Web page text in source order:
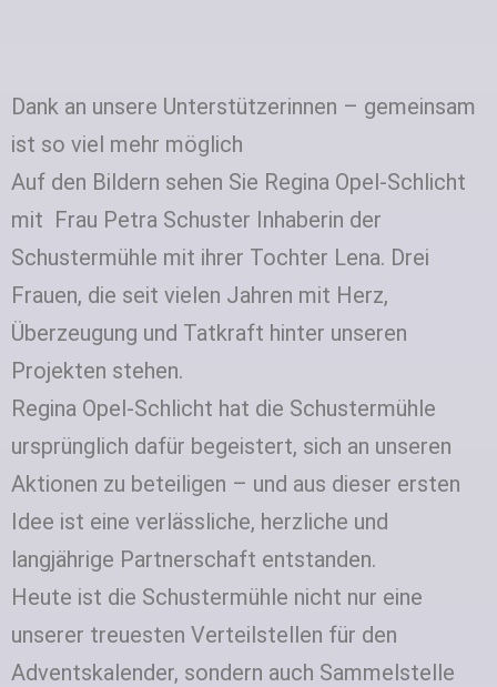
Dank an unsere Unterstützerinnen – gemeinsam
ist so viel mehr möglich
Auf den Bildern sehen Sie Regina Opel-Schlicht
mit Frau Petra Schuster Inhaberin der
Schustermühle mit ihrer Tochter Lena. Drei
Frauen, die seit vielen Jahren mit Herz,
Überzeugung und Tatkraft hinter unseren
Projekten stehen.
Regina Opel‑Schlicht hat die Schustermühle
ursprünglich dafür begeistert, sich an unseren
Aktionen zu beteiligen – und aus dieser ersten
Idee ist eine verlässliche, herzliche und
langjährige Partnerschaft entstanden.
Heute ist die Schustermühle nicht nur eine
unserer treuesten Verteilstellen für den
Adventskalender, sondern auch Sammelstelle